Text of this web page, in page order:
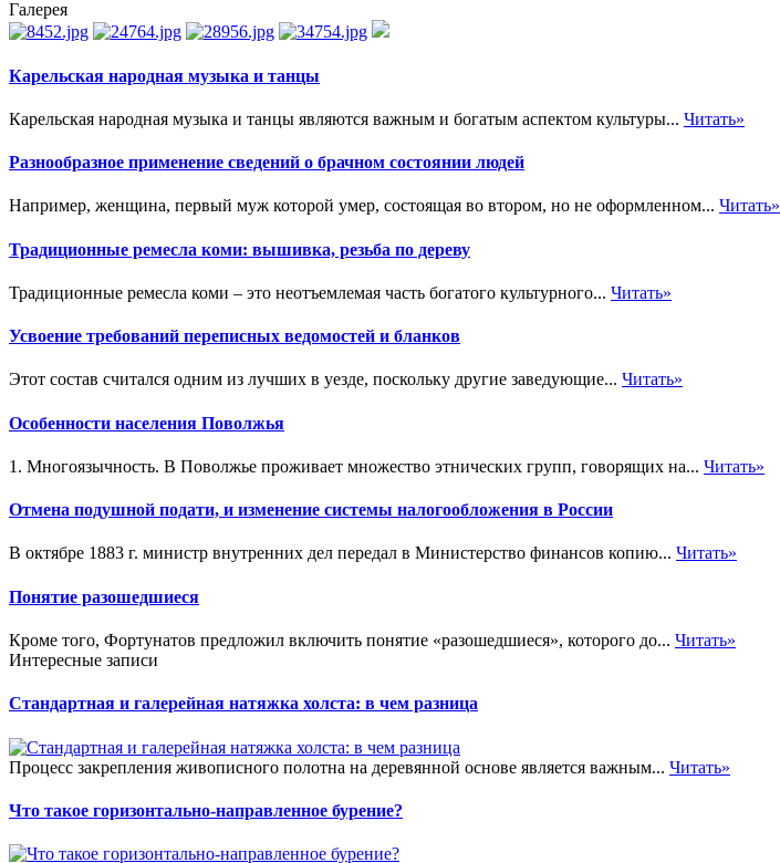
Галерея
Карельская народная музыка и танцы
Карельская народная музыка и танцы являются важным и богатым аспектом культуры... Читать»
Разнообразное применение сведений о брачном состоянии людей
Например, женщина, первый муж которой умер, состоящая во втором, но не оформленном... Читать»
Традиционные ремесла коми: вышивка, резьба по дереву
Традиционные ремесла коми – это неотъемлемая часть богатого культурного... Читать»
Усвоение требований переписных ведомостей и бланков
Этот состав считался одним из лучших в уезде, поскольку другие заведующие... Читать»
Особенности населения Поволжья
1. Многоязычность. В Поволжье проживает множество этнических групп, говорящих на... Читать»
Отмена подушной подати, и изменение системы налогообложения в России
В октябре 1883 г. министр внутренних дел передал в Министерство финансов копию... Читать»
Понятие разошедшиеся
Кроме того, Фортунатов предложил включить понятие «разошедшиеся», которого до... Читать»
Интересные записи
Стандартная и галерейная натяжка холста: в чем разница
Процесс закрепления живописного полотна на деревянной основе является важным... Читать»
Что такое горизонтально-направленное бурение?